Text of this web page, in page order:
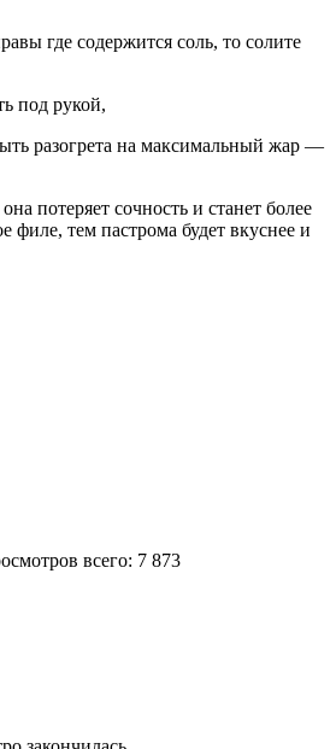
где содержится соль, то солите
под рукой,
разогрета на максимальный жар —
потеряет сочность и станет более
тем пастрома будет вкуснее и
всего: 7 873